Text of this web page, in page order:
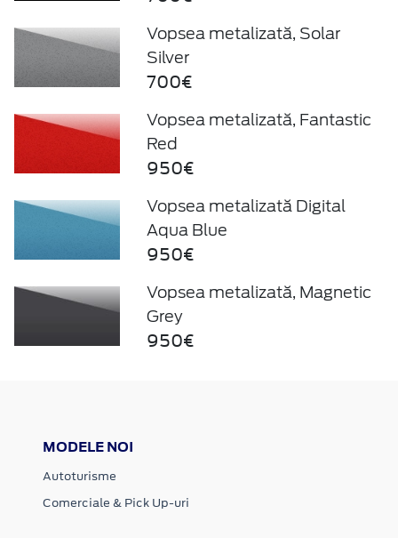
Vopsea metalizată, Solar
Silver
700€
Vopsea metalizată, Fantastic
Red
950€
Vopsea metalizată Digital
Aqua Blue
950€
Vopsea metalizată, Magnetic
Grey
950€
MODELE NOI
Autoturisme
Comerciale & Pick Up-uri